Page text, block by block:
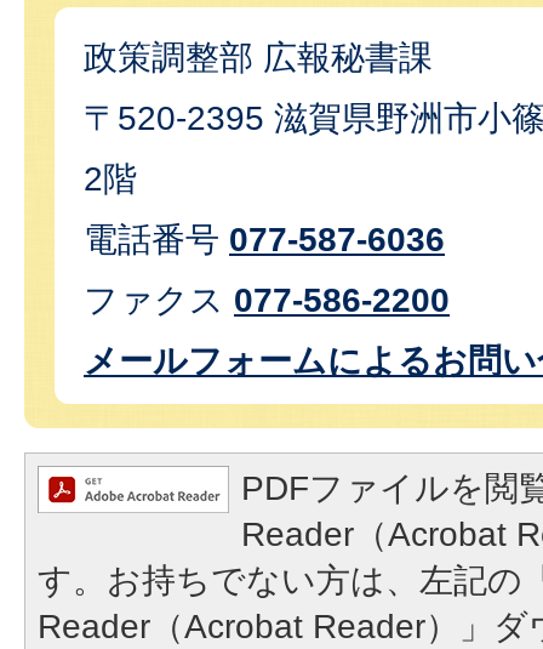
政策調整部 広報秘書課
〒520-2395 滋賀県野洲市小
2階
電話番号 077-587-6036
ファクス 077-586-2200
メールフォームによるお問
PDFファイルを閲
Reader（Acrobat
す。お持ちでない方は、左記の
Reader（Acrobat Reader）」